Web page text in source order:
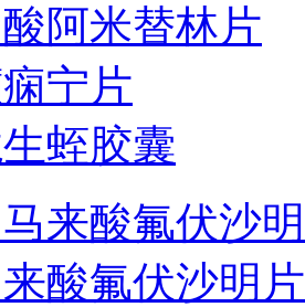
阿米替林片
宁片
蛭胶囊
来酸氟伏沙
酸氟伏沙明片